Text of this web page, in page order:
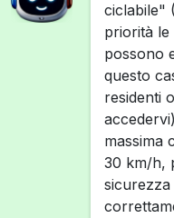
ciclabile"
priorità le
possono
questo
residenti
massima
30 km/h,
sicurezza